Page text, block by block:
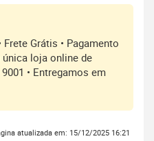
Grátis • Pagamento
única loja online de
• Entregamos em
atualizada em: 15/12/2025 16:21